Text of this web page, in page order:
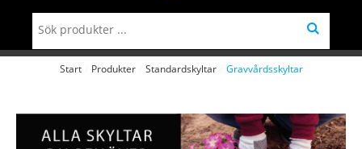
Start Produkter Standardskyltar Gravvårdsskyltar